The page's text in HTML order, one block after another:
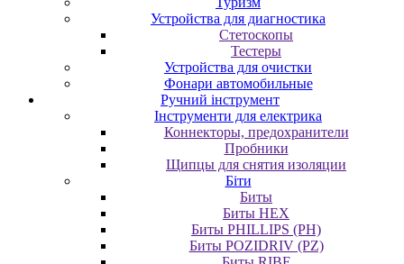
Устройства для диагностика
Стетоскопы
Тестеры
Устройства для очистки
Фонари автомобильные
Ручний інструмент
Інструменти для електрика
Коннекторы, предохранители
Пробники
Щипцы для снятия изоляции
Біти
Биты
Биты HEX
Биты PHILLIPS (PH)
Биты POZIDRIV (PZ)